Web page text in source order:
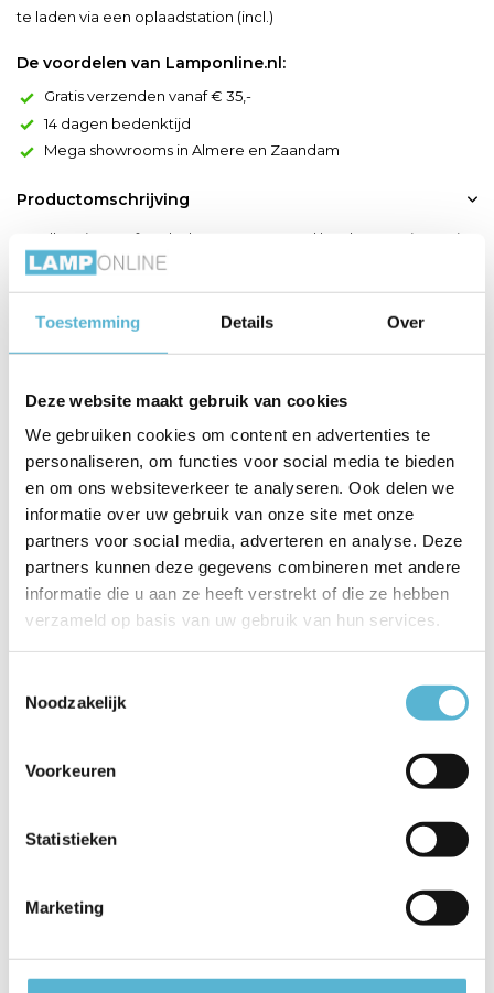
Toestemming Details Over
Deze website maakt gebruik van cookies
We gebruiken cookies om content en advertenties te
personaliseren, om functies voor social media te bieden
en om ons websiteverkeer te analyseren. Ook delen we
informatie over uw gebruik van onze site met onze
partners voor social media, adverteren en analyse. Deze
partners kunnen deze gegevens combineren met andere
informatie die u aan ze heeft verstrekt of die ze hebben
verzameld op basis van uw gebruik van hun services.
Noodzakelijk
Voorkeuren
Statistieken
Marketing
te laden via een oplaadstation (incl.)
De voordelen van Lamponline.nl:
Gratis verzenden vanaf € 35,-
14 dagen bedenktijd
Mega showrooms in Almere en Zaandam
Productomschrijving
Installeer je comfortabel, neem een goed boek en zet je Antrim
leeslamp aan. Deze subtiele staande lamp heeft een subtiele
vormgeving, maar blinkt uit in doeltreffendheid. Je richt de
leeslamp via de kantelbare lichtbron en dimt het licht
Toon meer
Productspecificaties
27703/02/31
EAN 5411212272263
Leverancier Lucide
Toon meer
Reviews
Schrijf je eigen review